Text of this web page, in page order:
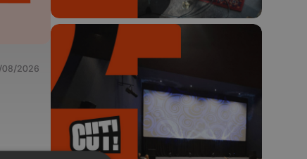
2026
🎬 Concours CUT x
Les Grignoux ✨